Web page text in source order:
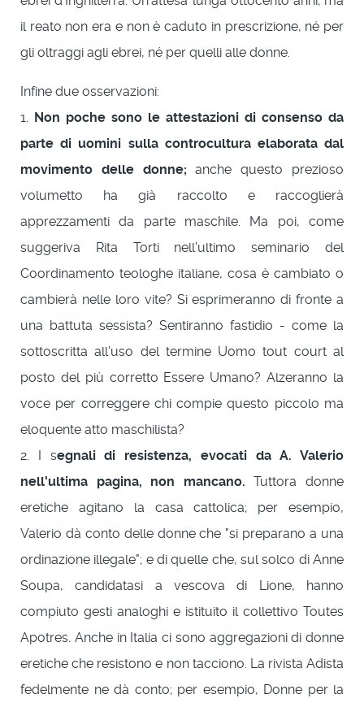
il reato non era e non è caduto in prescrizione, né per
gli oltraggi agli ebrei, né per quelli alle donne.
Infine due osservazioni:
1. Non poche sono le attestazioni di consenso da
parte di uomini sulla controcultura elaborata dal
movimento delle donne; anche questo prezioso
volumetto ha già raccolto e raccoglierà
apprezzamenti da parte maschile. Ma poi, come
suggeriva Rita Torti nell'ultimo seminario del
Coordinamento teologhe italiane, cosa è cambiato o
cambierà nelle loro vite? Si esprimeranno di fronte a
una battuta sessista? Sentiranno fastidio - come la
sottoscritta all'uso del termine Uomo tout court al
posto del più corretto Essere Umano? Alzeranno la
voce per correggere chi compie questo piccolo ma
eloquente atto maschilista?
2. I segnali di resistenza, evocati da A. Valerio
nell'ultima pagina, non mancano. Tuttora donne
eretiche agitano la casa cattolica; per esempio,
Valerio dà conto delle donne che "si preparano a una
ordinazione illegale"; e di quelle che, sul solco di Anne
Soupa, candidatasi a vescova di Lione, hanno
compiuto gesti analoghi e istituito il collettivo Toutes
Apotres. Anche in Italia ci sono aggregazioni di donne
eretiche che resistono e non tacciono. La rivista Adista
fedelmente ne dà conto; per esempio, Donne per la